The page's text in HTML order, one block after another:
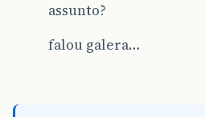
assunto?
falou galera…